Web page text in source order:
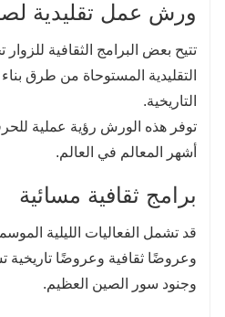
ورش عمل تقليدية
تتيح بعض البرامج الثقافية
التقليدية المستوحاة من طرق
التاريخية.
توفر هذه الورش رؤية عملية
أشهر المعالم في العالم.
برامج ثقافية مسائية
قد تشمل الفعاليات الليلية
وعروضًا ثقافية وعروضًا تاريخية
وجنود سور الصين العظيم.